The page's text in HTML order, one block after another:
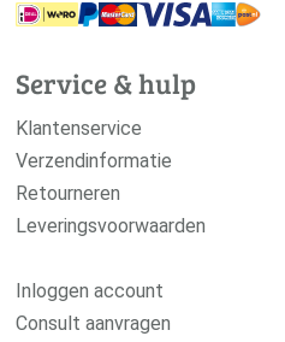
Service & hulp
Klantenservice
Verzendinformatie
Retourneren
Leveringsvoorwaarden
Inloggen account
Consult aanvragen